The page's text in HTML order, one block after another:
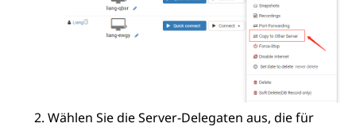
Wählen Sie die Server-Delegaten aus, die für